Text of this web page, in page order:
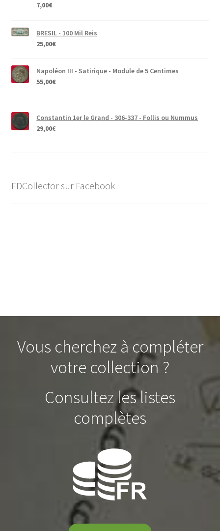
7,00€
BRESIL - 100 Mil Reis
25,00€
Napoléon III - Satirique - Module de 5 Centimes
55,00€
Constantin 1er le Grand - 306-337 - Follis ou Nummus
29,00€
FDCollector sur Facebook
Vous cherchez à compléter
votre collection ?
Consultez les listes
complètes